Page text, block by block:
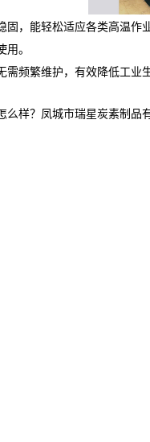
，能轻松适应各类高温
。
频繁维护，有效降低工
样？凤城市瑞星炭素制